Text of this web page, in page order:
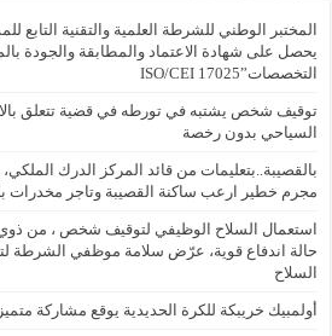
المختبر الوطني للشرطة العلمية والتقنية التابع
يحصل على شهادة الاعتماد والمطابقة والجودة
التخصصات”ISO/CEI 17025
توقيف شخص يشتبه في تورطه في قضية تتعلق
السياحي بدون رخصة
بالقصيبة..بتعليمات من قائد المركز الدرك
مجرم خطير ارعب ساكنة القصيبة وتاجر مخدرات
استعمال السلاح الوظيفي لتوقيف شخص ، من
حالة اندفاع قوية، عرّض سلامة موظفي الشرطة
السلاح
أولمبيك خريبكة للكرة الحديدية يوقع مشاركة